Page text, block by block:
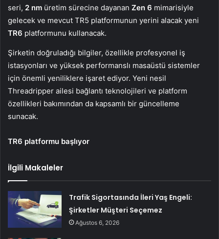
seri, 2 nm üretim sürecine dayanan Zen 6 mimarisiyle
gelecek ve mevcut TR5 platformunun yerini alacak yeni
TR6 platformunu kullanacak.
Şirketin doğruladığı bilgiler, özellikle profesyonel iş
istasyonları ve yüksek performanslı masaüstü sistemler
için önemli yeniliklere işaret ediyor. Yeni nesil
Threadripper ailesi bağlantı teknolojileri ve platform
özellikleri bakımından da kapsamlı bir güncelleme
sunacak.
TR6 platformu başlıyor
İlgili Makaleler
Trafik Sigortasında İleri Yaş Engeli:
Şirketler Müşteri Seçemez
Ağustos 6, 2026